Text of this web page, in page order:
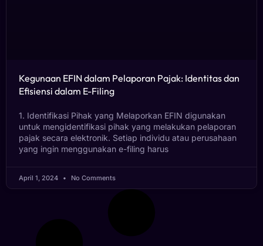
Kegunaan EFIN dalam Pelaporan Pajak: Identitas dan
Efisiensi dalam E-Filing
1. Identifikasi Pihak yang Melaporkan EFIN digunakan
untuk mengidentifikasi pihak yang melakukan pelaporan
pajak secara elektronik. Setiap individu atau perusahaan
yang ingin menggunakan e-filing harus
April 1, 2024 No Comments